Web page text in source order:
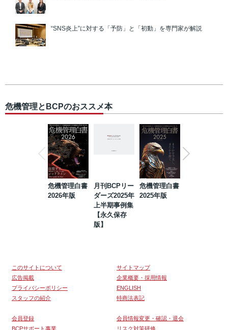
“SNS炎上”に対する「予防」と「初動」を専門家が解説
危機管理とBCPのおススメ本
危機管理白書
2026年版
月刊BCPリー
ダーズ2025年
上半期事例集
【永久保存
版】
危機管理白書
2025年版
このサイトについて
サイトマップ
広告掲載
企業概要・採用情報
プライバシーポリシー
ENGLISH
スタッフの紹介
特商法表記
会員登録
会員情報変更・確認・退会
BCPサポート事業
リスク対策研修